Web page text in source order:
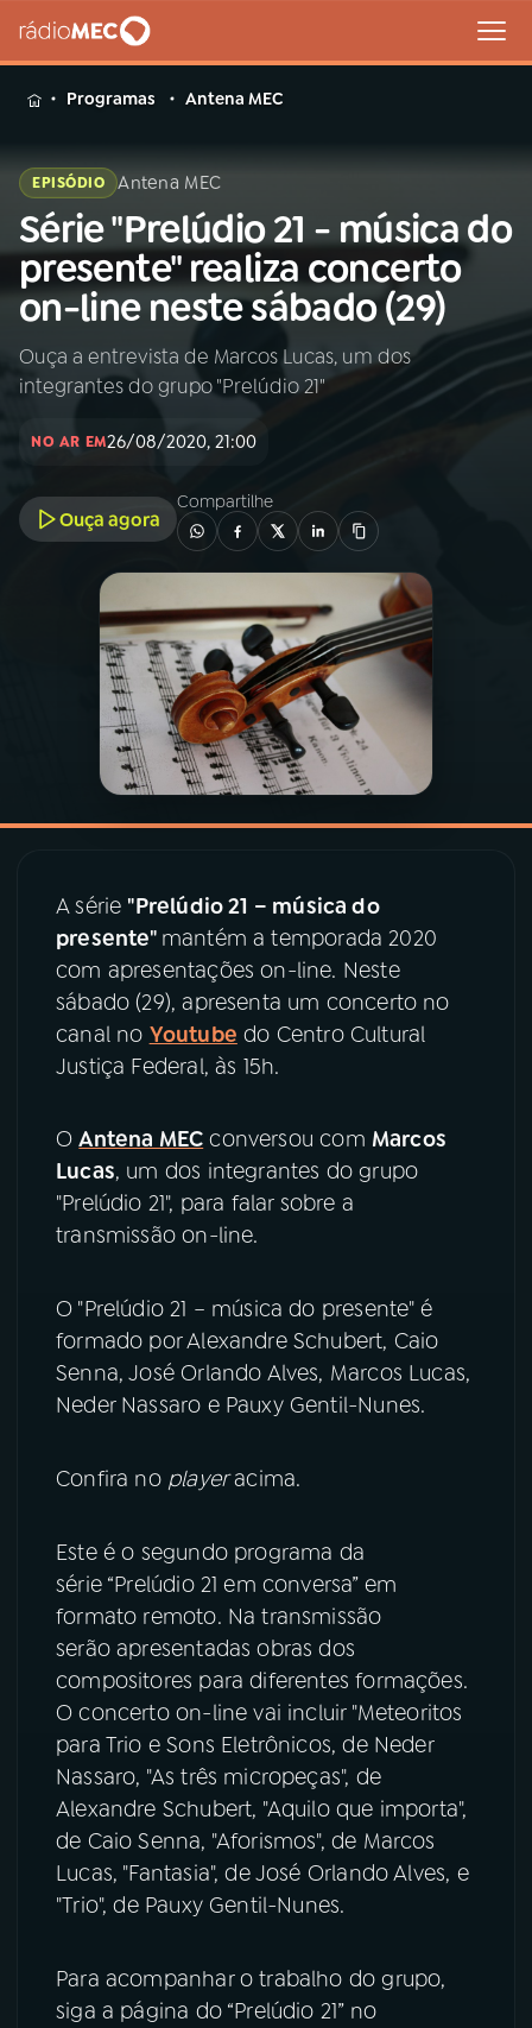
MENU
Buscar
na
Rádio
MEC
Buscar
Início AO VIVO
INÍCIO
A RÁDIO
PROGRAMAÇÃO
PROGRAMAS
PODCASTS
06VIDEOCASTS
07ÚLTIMAS
08 PRÊMIO RÁDIO MEC
ACOMPANHE A RÁDIO MEC
Instagram X
TikTok
Programas Antena MEC
EPISÓDIO Antena MEC
Série "Prelúdio 21 - música do
presente" realiza concerto
on-line neste sábado (29)
Ouça a entrevista de Marcos Lucas, um dos
integrantes do grupo "Prelúdio 21"
NO AR EM26/08/2020, 21:00
Ouça agora
Compartilhe
A série "Prelúdio 21 – música do
presente" mantém a temporada 2020
com apresentações on-line. Neste
sábado (29), apresenta um concerto no
canal no Youtube do Centro Cultural
Justiça Federal, às 15h.
OAntena MEC conversou com Marcos
Lucas, um dos integrantes do grupo
"Prelúdio 21", para falar sobre a
transmissão on-line.
O "Prelúdio 21 – música do presente" é
formado por Alexandre Schubert, Caio
Senna, José Orlando Alves, Marcos Lucas,
Neder Nassaro e Pauxy Gentil-Nunes.
Confira no playeracima.
Este é o segundo programa da
série “Prelúdio 21 em conversa” em
formato remoto. Na transmissão
serão apresentadas obras dos
compositores para diferentes formações.
O concerto on-line vai incluir "Meteoritos
para Trio e Sons Eletrônicos, de Neder
Nassaro, "As três micropeças", de
Alexandre Schubert, "Aquilo que importa",
de Caio Senna, "Aforismos", de Marcos
Lucas, "Fantasia", de José Orlando Alves, e
"Trio", de Pauxy Gentil-Nunes.
Para acompanhar o trabalho do grupo,
siga a página do “Prelúdio 21” no